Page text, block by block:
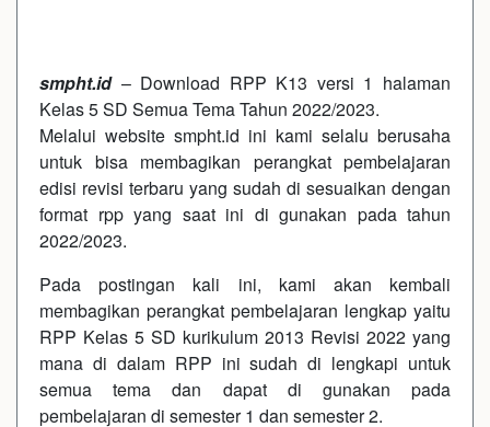
smpht.id– Download RPP K13 versi 1 halaman
Kelas 5 SD Semua Tema Tahun 2022/2023.
Melalui website smpht.id ini kami selalu berusaha
untuk bisa membagikan perangkat pembelajaran
edisi revisi terbaru yang sudah di sesuaikan dengan
format rpp yang saat ini di gunakan pada tahun
2022/2023.
Pada postingan kali ini, kami akan kembali
membagikan perangkat pembelajaran lengkap yaitu
RPP Kelas 5 SD kurikulum 2013 Revisi 2022 yang
mana di dalam RPP ini sudah di lengkapi untuk
semua tema dan dapat di gunakan pada
pembelajaran di semester 1 dan semester 2.